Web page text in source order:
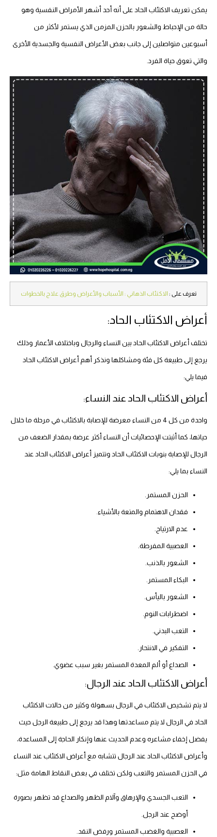
يمكن تعريف الاكتئاب الحاد على أنه أحد أشهر الأمراض النفسية وهو
حالة من الإحباط والشعور بالحزن المزمن الذي يستمر لأكثر من
أسبوعين متواصلين إلى جانب بعض الأعراض النفسية والجسدية الأخرى
والتي تعوق حياة الفرد.
تعرف على : الاكتئاب الذهاني : الأسباب والأعراض وطرق علاج بالخطوات
أعراض الاكتئاب الحاد:
تختلف أعراض الاكتئاب الحاد بين النساء والرجال وباختلاف الأعمار وذلك
يرجع إلى طبيعة كل فئة ومشاكلها ونذكر أهم أعراض الاكتئاب الحاد
فيما يلي:
أعراض الاكتئاب الحاد عند النساء:
واحدة من كل 4 من النساء معرضة للإصابة بالاكتئاب في مرحلة ما خلال
حياتها، كما أثبتت الإحصائيات أن النساء أكثر عرضة بمقدار الضعف من
الرجال للإصابة بنوبات الاكتئاب الحاد وتتميز أعراض الاكتئاب الحاد عند
النساء بما يلي:
الحزن المستمر.
فقدان الاهتمام والمتعة بالأشياء.
عدم الارتياح.
العصبية المفرطة.
الشعور بالذنب.
البكاء المستمر.
الشعور باليأس.
اضطرابات النوم.
التعب البدني.
التفكير في الانتحار.
الصداع أو ألم المعدة المستمر بغير سبب عضوي.
أعراض الاكتئاب الحاد عند الرجال:
لا يتم تشخيص الاكتئاب في الرجال بسهولة وكثير من حالات الاكتئاب
الحاد في الرجال لا يتم مساعدتها وهذا قد يرجع إلى طبيعة الرجل حيث
يفضل إخفاء مشاعره وعدم الحديث عنها وإنكار الحاجة إلى المساعدة،
وأعراض الاكتئاب الحاد عند الرجال تتشابه مع أعراض الاكتئاب عند النساء
في الحزن المستمر والتعب ولكن تختلف في بعض النقاط الهامة مثل:
التعب الجسدي والإرهاق وآلام الظهر والصداع قد تظهر بصورة
أوضح عند الرجل.
العصبية والغضب المستمر ورفض النقد.